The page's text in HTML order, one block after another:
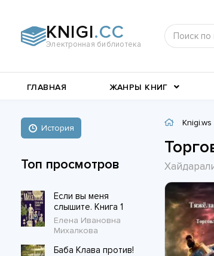
KNIGI.CC
Электронная библиотека
ГЛАВНАЯ ЖАНРЫ КНИГ
Книги о войне
Военное
романы
Короткие любовные романы История
Knigi.ws
История
Топ просмотров
Если вы меня
слышите. Книга 1
Елена Ивановна
Михалкова
Баба Клава против!